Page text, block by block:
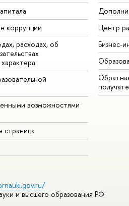
коррупции
расходах, об
возможностями
страница
Центр
Бизнес-
и высшего образования РФ